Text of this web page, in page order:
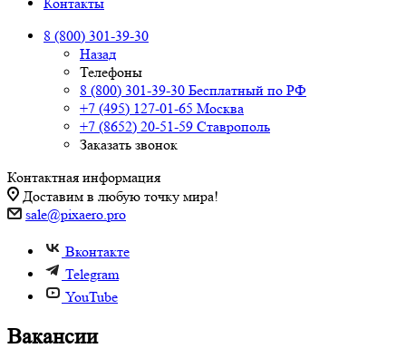
8 (800) 301-39-30
Назад
Телефоны
8 (800) 301-39-30 Бесплатный по РФ
+7 (495) 127-01-65 Москва
+7 (8652) 20-51-59 Ставрополь
Заказать звонок
Контактная информация
Доставим в любую точку мира!
sale@pixaero.pro
Вконтакте
Telegram
YouTube
Вакансии